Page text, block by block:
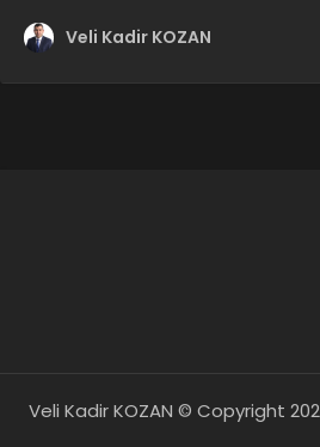
Veli Kadir KOZAN
Veli Kadir KOZAN © Copyright